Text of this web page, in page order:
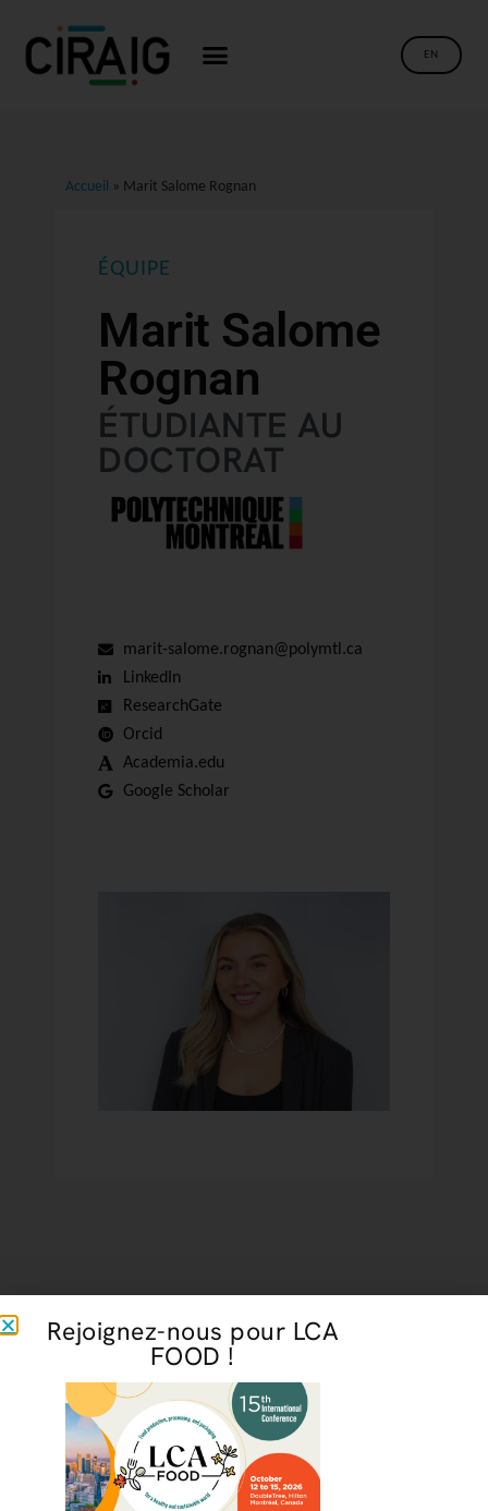
EN
Accueil » Marit Salome Rognan
ÉQUIPE
Marit Salome
Rognan
ÉTUDIANTE AU
DOCTORAT
marit-salome.rognan@polymtl.ca
LinkedIn
ResearchGate
Orcid
Academia.edu
Google Scholar
Rejoignez-nous pour LCA
FOOD !